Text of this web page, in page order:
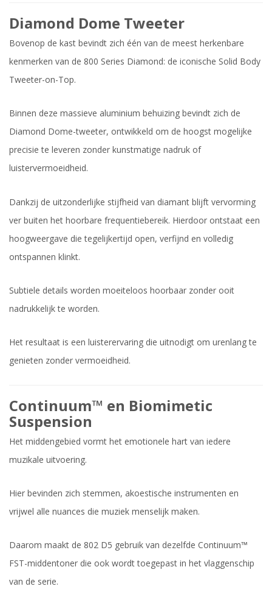
Diamond Dome Tweeter
Bovenop de kast bevindt zich één van de meest herkenbare
kenmerken van de 800 Series Diamond: de iconische Solid Body
Tweeter-on-Top.
Binnen deze massieve aluminium behuizing bevindt zich de
Diamond Dome-tweeter, ontwikkeld om de hoogst mogelijke
precisie te leveren zonder kunstmatige nadruk of
luistervermoeidheid.
Dankzij de uitzonderlijke stijfheid van diamant blijft vervorming
ver buiten het hoorbare frequentiebereik. Hierdoor ontstaat een
hoogweergave die tegelijkertijd open, verfijnd en volledig
ontspannen klinkt.
Subtiele details worden moeiteloos hoorbaar zonder ooit
nadrukkelijk te worden.
Het resultaat is een luisterervaring die uitnodigt om urenlang te
genieten zonder vermoeidheid.
Continuum™ en Biomimetic
Suspension
Het middengebied vormt het emotionele hart van iedere
muzikale uitvoering.
Hier bevinden zich stemmen, akoestische instrumenten en
vrijwel alle nuances die muziek menselijk maken.
Daarom maakt de 802 D5 gebruik van dezelfde Continuum™
FST-middentoner die ook wordt toegepast in het vlaggenschip
van de serie.